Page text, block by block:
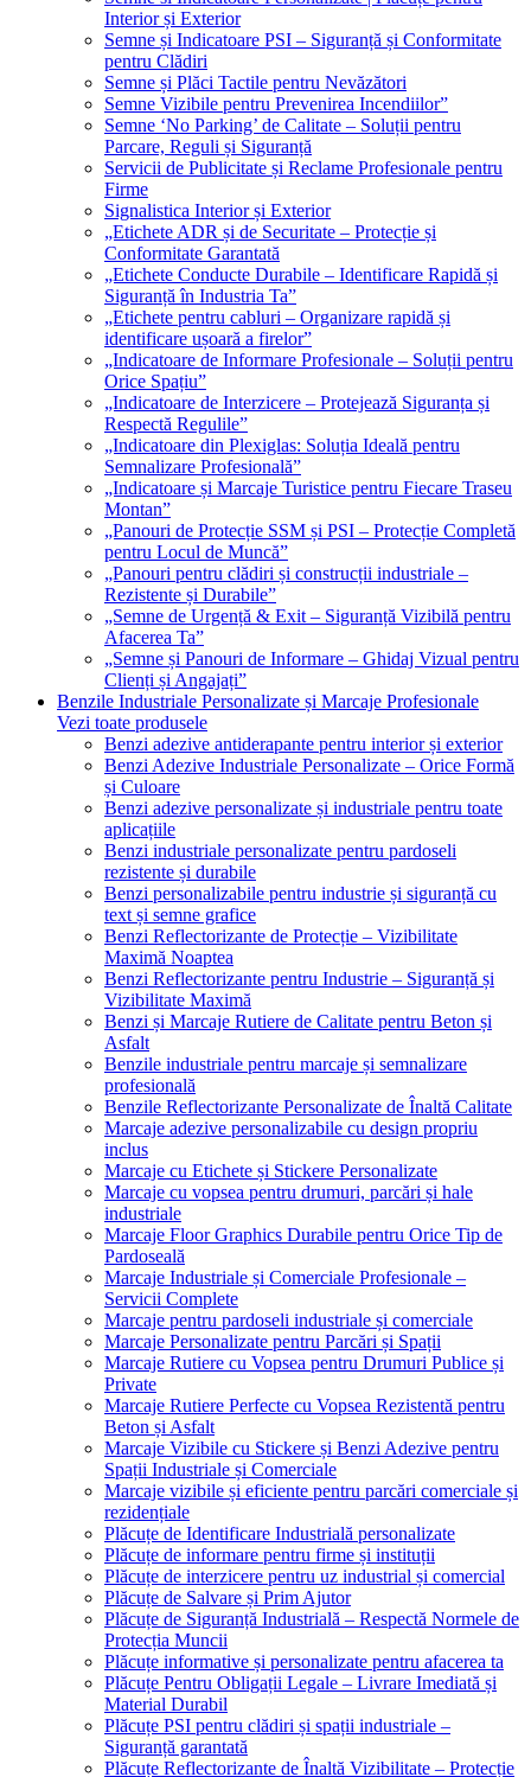
Interior și Exterior
Semne și Indicatoare PSI – Siguranță și Conformitate
pentru Clădiri
Semne și Plăci Tactile pentru Nevăzători
Semne Vizibile pentru Prevenirea Incendiilor”
Semne ‘No Parking’ de Calitate – Soluții pentru
Parcare, Reguli și Siguranță
Servicii de Publicitate și Reclame Profesionale pentru
Firme
Signalistica Interior și Exterior
„Etichete ADR și de Securitate – Protecție și
Conformitate Garantată
„Etichete Conducte Durabile – Identificare Rapidă și
Siguranță în Industria Ta”
„Etichete pentru cabluri – Organizare rapidă și
identificare ușoară a firelor”
„Indicatoare de Informare Profesionale – Soluții pentru
Orice Spațiu”
„Indicatoare de Interzicere – Protejează Siguranța și
Respectă Regulile”
„Indicatoare din Plexiglas: Soluția Ideală pentru
Semnalizare Profesională”
„Indicatoare și Marcaje Turistice pentru Fiecare Traseu
Montan”
„Panouri de Protecție SSM și PSI – Protecție Completă
pentru Locul de Muncă”
„Panouri pentru clădiri și construcții industriale –
Rezistente și Durabile”
„Semne de Urgență & Exit – Siguranță Vizibilă pentru
Afacerea Ta”
„Semne și Panouri de Informare – Ghidaj Vizual pentru
Clienți și Angajați”
Benzile Industriale Personalizate și Marcaje Profesionale
Vezi toate produsele
Benzi adezive antiderapante pentru interior și exterior
Benzi Adezive Industriale Personalizate – Orice Formă
și Culoare
Benzi adezive personalizate și industriale pentru toate
aplicațiile
Benzi industriale personalizate pentru pardoseli
rezistente și durabile
Benzi personalizabile pentru industrie și siguranță cu
text și semne grafice
Benzi Reflectorizante de Protecție – Vizibilitate
Maximă Noaptea
Benzi Reflectorizante pentru Industrie – Siguranță și
Vizibilitate Maximă
Benzi și Marcaje Rutiere de Calitate pentru Beton și
Asfalt
Benzile industriale pentru marcaje și semnalizare
profesională
Benzile Reflectorizante Personalizate de Înaltă Calitate
Marcaje adezive personalizabile cu design propriu
inclus
Marcaje cu Etichete și Stickere Personalizate
Marcaje cu vopsea pentru drumuri, parcări și hale
industriale
Marcaje Floor Graphics Durabile pentru Orice Tip de
Pardoseală
Marcaje Industriale și Comerciale Profesionale –
Servicii Complete
Marcaje pentru pardoseli industriale și comerciale
Marcaje Personalizate pentru Parcări și Spații
Marcaje Rutiere cu Vopsea pentru Drumuri Publice și
Private
Marcaje Rutiere Perfecte cu Vopsea Rezistentă pentru
Beton și Asfalt
Marcaje Vizibile cu Stickere și Benzi Adezive pentru
Spații Industriale și Comerciale
Marcaje vizibile și eficiente pentru parcări comerciale și
rezidențiale
Plăcuțe de Identificare Industrială personalizate
Plăcuțe de informare pentru firme și instituții
Plăcuțe de interzicere pentru uz industrial și comercial
Plăcuțe de Salvare și Prim Ajutor
Plăcuțe de Siguranță Industrială – Respectă Normele de
Protecția Muncii
Plăcuțe informative și personalizate pentru afacerea ta
Plăcuțe Pentru Obligații Legale – Livrare Imediată și
Material Durabil
Plăcuțe PSI pentru clădiri și spații industriale –
Siguranță garantată
Plăcuțe Reflectorizante de Înaltă Vizibilitate – Protecție